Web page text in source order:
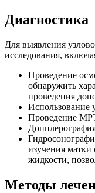
Диагностика
Для выявления
исследования,
Проведение
обнаружить
проведения
Использование
Проведение
изучения матки
жидкости,
Методы